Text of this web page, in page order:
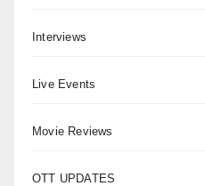
Interviews
Live Events
Movie Reviews
OTT UPDATES